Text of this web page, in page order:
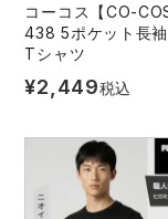
コーコス【CO-
438 5ポケット長
Tシャツ
¥2,449税込